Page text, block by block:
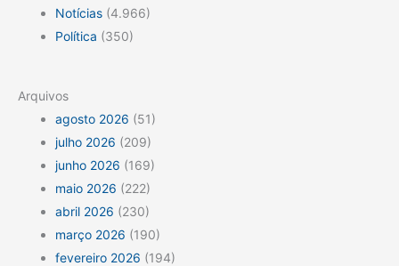
Notícias (4.966)
Política (350)
Arquivos
agosto 2026 (51)
julho 2026 (209)
junho 2026 (169)
maio 2026 (222)
abril 2026 (230)
março 2026 (190)
fevereiro 2026 (194)